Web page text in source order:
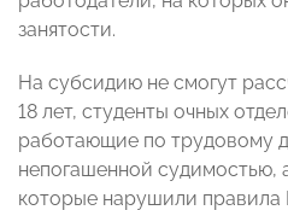
занятости.
На субсидию не смогут
18 лет, студенты очных
работающие по трудовому
непогашенной судимостью,
которые нарушили правила